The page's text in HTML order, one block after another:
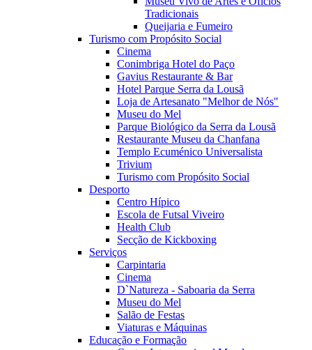
Tradicionais
Queijaria e Fumeiro
Turismo com Propósito Social
Cinema
Conimbriga Hotel do Paço
Gavius Restaurante & Bar
Hotel Parque Serra da Lousã
Loja de Artesanato "Melhor de Nós"
Museu do Mel
Parque Biológico da Serra da Lousã
Restaurante Museu da Chanfana
Templo Ecuménico Universalista
Trivium
Turismo com Propósito Social
Desporto
Centro Hípico
Escola de Futsal Viveiro
Health Club
Secção de Kickboxing
Serviços
Carpintaria
Cinema
D`Natureza - Saboaria da Serra
Museu do Mel
Salão de Festas
Viaturas e Máquinas
Educação e Formação